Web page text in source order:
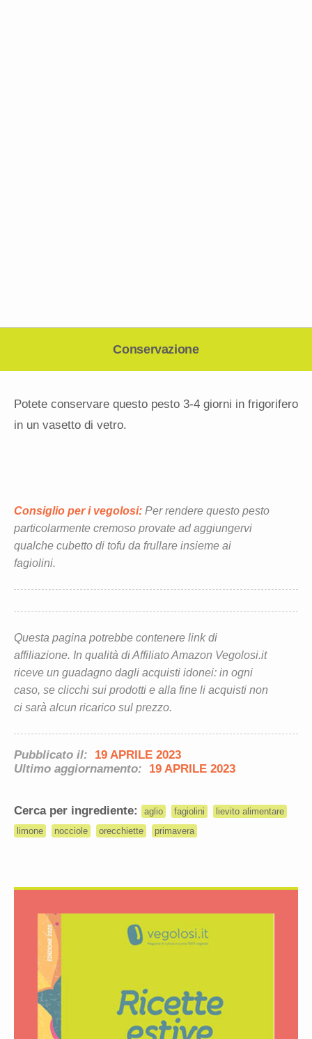
Conservazione
Potete conservare questo pesto 3-4 giorni in frigorifero
in un vasetto di vetro.
Consiglio per i vegolosi: Per rendere questo pesto
particolarmente cremoso provate ad aggiungervi
qualche cubetto di tofu da frullare insieme ai
fagiolini.
Questa pagina potrebbe contenere link di
affiliazione. In qualità di Affiliato Amazon Vegolosi.it
riceve un guadagno dagli acquisti idonei: in ogni
caso, se clicchi sui prodotti e alla fine li acquisti non
ci sarà alcun ricarico sul prezzo.
Pubblicato il:
19 APRILE 2023
Ultimo aggiornamento:
19 APRILE 2023
Cerca per ingrediente: aglio fagiolini
lievito alimentare
limone
nocciole orecchiette primavera